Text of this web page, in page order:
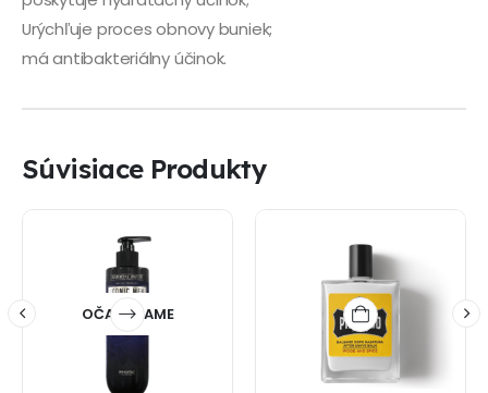
Urýchľuje proces obnovy buniek;
má antibakteriálny účinok.
Súvisiace Produkty
OČAKÁVAME